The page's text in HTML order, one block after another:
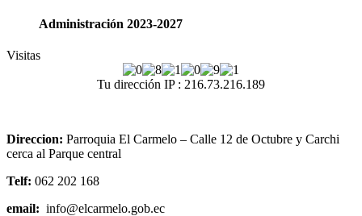
Administración 2023-2027
Visitas
Tu dirección IP : 216.73.216.189
Direccion: Parroquia El Carmelo – Calle 12 de Octubre y Carchi
cerca al Parque central
Telf: 062 202 168
email: info@elcarmelo.gob.ec